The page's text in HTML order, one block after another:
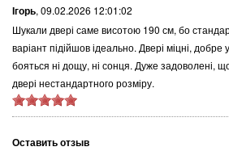
Ігорь, 09.02.2026 12:01:02
Шукали двері саме висотою 190 см, бо
варіант підійшов ідеально. Двері міцні, добре
бояться ні дощу, ні сонця. Дуже задоволені,
двері нестандартного розміру.
Оставить отзыв